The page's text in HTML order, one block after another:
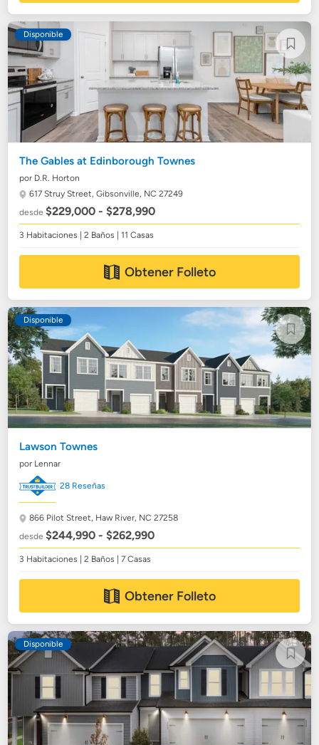
Disponible
The Gables at Edinborough Townes
por D.R. Horton
617 Struy Street,Gibsonville, NC 27249
desde$229,000 - $278,990
3 Habitaciones | 2 Baños | 11 Casas
Obtener Folleto
Disponible
Lawson Townes
por Lennar
28 Reseñas
866 Pilot Street, Haw River, NC 27258
desde$244,990 - $262,990
3 Habitaciones | 2 Baños | 7 Casas
Obtener Folleto
Disponible